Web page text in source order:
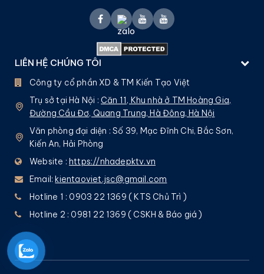
LIÊN HỆ CHÚNG TÔI
Công ty cổ phần XD & TM Kiến Tạo Việt
Trụ sở tại Hà Nội : Căn 11, Khu nhà ở TM Hoàng Gia,
Đường Cầu Đơ, Quang Trung, Hà Đông, Hà Nội
Văn phòng đại diện : Số 39, Mạc Đĩnh Chi, Bắc Sơn,
Kiến An, Hải Phòng
Website : https://nhadepktv.vn
Email:kientaoviet.jsc@gmail.com
Hotline 1 : 0903 22 1369 ( KTS Chủ Trì )
Hotline 2 : 0981 22 1369 ( CSKH & Báo giá )